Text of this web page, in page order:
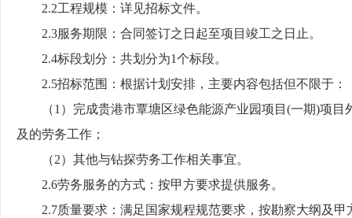
2.2工程规模：详见招标文件。
2.3服务期限： 合同签订之日起至项目竣工之日止 。
2.4标段划分：共划分为1个标段。
2.5招标范围：根据计划安排，主要内容包括但不限于：
（1） 完成贵港市覃塘区绿色能源产业园项目 (一期)项目
及的劳务工作 ；
（2） 其他与钻探劳务工作相关事宜。
2.6劳务服务的方式：按甲方要求提供服务。
2.7质量要求： 满足国家规程规范要求，按勘察大纲 及 甲